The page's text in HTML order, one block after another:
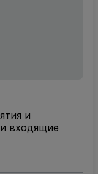
и
входящие